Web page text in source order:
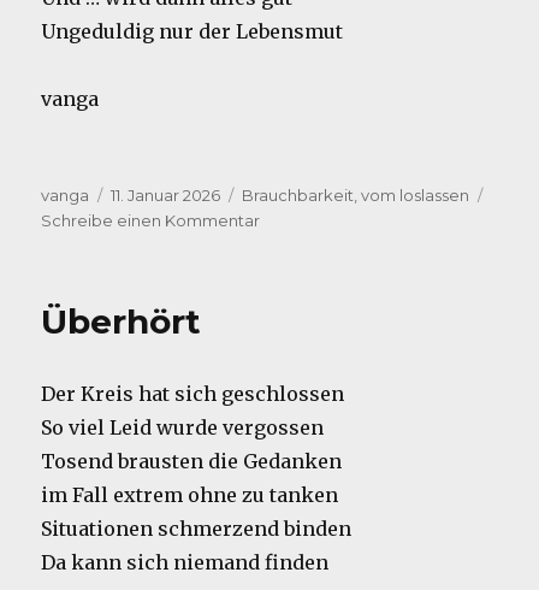
Ungeduldig nur der Lebensmut
vanga
Autor
vanga
Veröffentlicht
am
11. Januar 2026 Kategorien
Brauchbarkeit,vom loslassen
Schreibe einen Kommentarzu
Überhört
Der Kreis hat sich geschlossen
So viel Leid wurde vergossen
Tosend brausten die Gedanken
im Fall extrem ohne zu tanken
Situationen schmerzend binden
Da kann sich niemand finden